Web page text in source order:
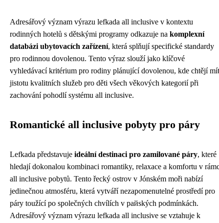
Adresářový význam výrazu lefkada all inclusive v kontextu
rodinných hotelů s dětskými programy odkazuje na komplexní
databázi ubytovacích zařízení, která splňují specifické standardy
pro rodinnou dovolenou. Tento výraz slouží jako klíčové
vyhledávací kritérium pro rodiny plánující dovolenou, kde chtějí mít
jistotu kvalitních služeb pro děti všech věkových kategorií při
zachování pohodlí systému all inclusive.
Romantické all inclusive pobyty pro páry
Lefkada představuje ideální destinaci pro zamilované páry, které
hledají dokonalou kombinaci romantiky, relaxace a komfortu v
all inclusive pobytů. Tento řecký ostrov v Jónském moři nabízí
jedinečnou atmosféru, která vytváří nezapomenutelné prostředí pro
páry toužící po společných chvílích v райských podmínkách.
Adresářový význam výrazu lefkada all inclusive se vztahuje k